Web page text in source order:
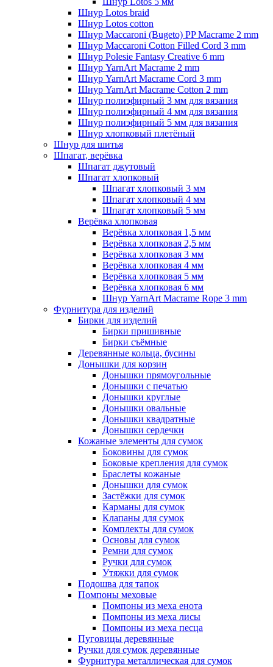
Шнур Lotos braid
Шнур Lotos cotton
Шнур Maccaroni (Bugeto) PP Macrame 2 mm
Шнур Maccaroni Cotton Filled Cord 3 mm
Шнур Polesie Fantasy Creative 6 mm
Шнур YarnArt Macrame 2 mm
Шнур YarnArt Macrame Cord 3 mm
Шнур YarnArt Macrame Cotton 2 mm
Шнур полиэфирный 3 мм для вязания
Шнур полиэфирный 4 мм для вязания
Шнур полиэфирный 5 мм для вязания
Шнур хлопковый плетёный
Шнур для шитья
Шпагат, верёвка
Шпагат джутовый
Шпагат хлопковый
Шпагат хлопковый 3 мм
Шпагат хлопковый 4 мм
Шпагат хлопковый 5 мм
Верёвка хлопковая
Верёвка хлопковая 1,5 мм
Верёвка хлопковая 2,5 мм
Верёвка хлопковая 3 мм
Верёвка хлопковая 4 мм
Верёвка хлопковая 5 мм
Верёвка хлопковая 6 мм
Шнур YarnArt Macrame Rope 3 mm
Фурнитура для изделий
Бирки для изделий
Бирки пришивные
Бирки съёмные
Деревянные кольца, бусины
Донышки для корзин
Донышки прямоугольные
Донышки с печатью
Донышки круглые
Донышки овальные
Донышки квадратные
Донышки сердечки
Кожаные элементы для сумок
Боковины для сумок
Боковые крепления для сумок
Браслеты кожаные
Донышки для сумок
Застёжки для сумок
Карманы для сумок
Клапаны для сумок
Комплекты для сумок
Основы для сумок
Ремни для сумок
Ручки для сумок
Утяжки для сумок
Подошва для тапок
Помпоны меховые
Помпоны из меха енота
Помпоны из меха лисы
Помпоны из меха песца
Пуговицы деревянные
Ручки для сумок деревянные
Фурнитура металлическая для сумок